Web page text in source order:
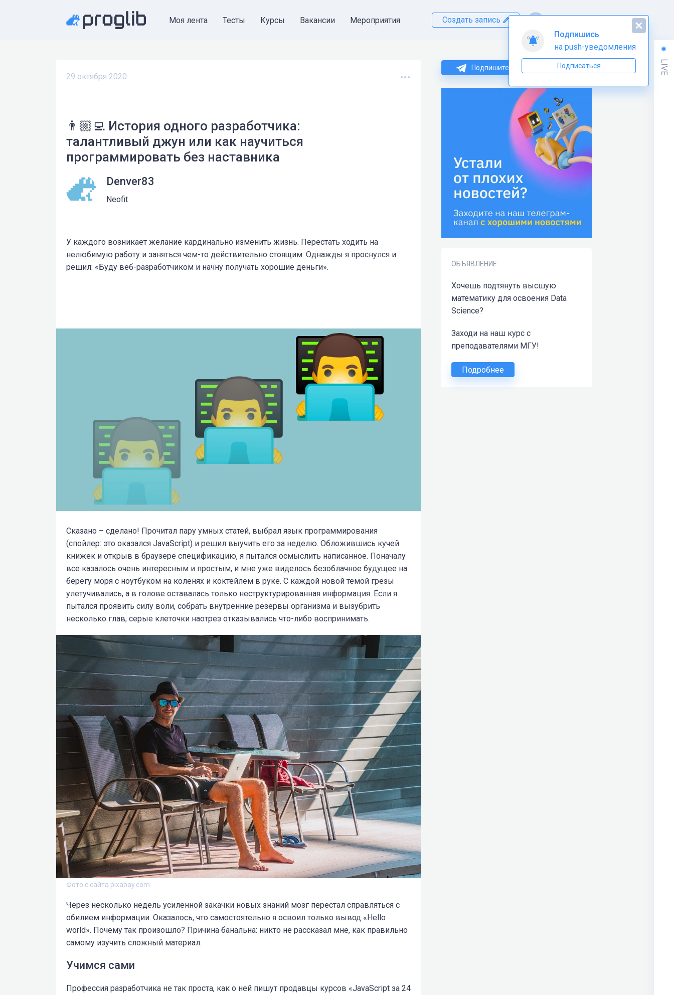
Моя лента Тесты Курсы Вакансии Мероприятия Создать запись
Подпишитесь на нас в Telegram
ОБЪЯВЛЕНИЕ
Хочешь подтянуть высшую
математику для освоения Data
Science?
Заходи на наш курс с
преподавателями МГУ!
Подробнее
29 октября 2020
👨🏼‍💻 История одного разработчика:
талантливый джун или как научиться
программировать без наставника
Denver83
Neofit
У каждого возникает желание кардинально изменить жизнь. Перестать ходить на
нелюбимую работу и заняться чем-то действительно стоящим. Однажды я проснулся и
решил: «Буду веб-разработчиком и начну получать хорошие деньги».
Сказано – сделано! Прочитал пару умных статей, выбрал язык программирования
(спойлер: это оказался JavaScript) и решил выучить его за неделю. Обложившись кучей
книжек и открыв в браузере спецификацию, я пытался осмыслить написанное. Поначалу
все казалось очень интересным и простым, и мне уже виделось безоблачное будущее на
берегу моря с ноутбуком на коленях и коктейлем в руке. С каждой новой темой грезы
улетучивались, а в голове оставалась только неструктурированная информация. Если я
пытался проявить силу воли, собрать внутренние резервы организма и вызубрить
несколько глав, серые клеточки наотрез отказывались что-либо воспринимать.
Фото с сайта pixabay.com
Через несколько недель усиленной закачки новых знаний мозг перестал справляться с
обилием информации. Оказалось, что самостоятельно я освоил только вывод «Hello
world». Почему так произошло? Причина банальна: никто не рассказал мне, как правильно
самому изучить сложный материал.
Учимся сами
Профессия разработчика не так проста, как о ней пишут продавцы курсов «JavaScript за 24
LIVE